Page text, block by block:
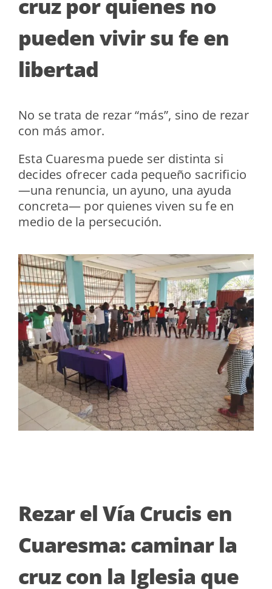
cruz por quienes no
pueden vivir su fe en
libertad
No se trata de rezar “más”, sino de rezar
con más amor.
Esta Cuaresma puede ser distinta si
decides ofrecer cada pequeño sacrificio
—una renuncia, un ayuno, una ayuda
concreta— por quienes viven su fe en
medio de la persecución.
Rezar el Vía Crucis en
Cuaresma: caminar la
cruz con la Iglesia que